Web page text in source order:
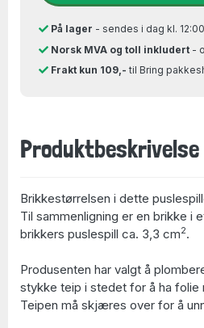
På lager - sendes i dag kl. 12:00
Norsk MVA og toll inkludert-
Frakt kun 109,- til Bring
Produktbeskrivelse
Brikkestørrelsen i dette
Til sammenligning er en brikke i
brikkers puslespill ca. 3,3 cm2.
Produsenten har valgt å
stykke teip i stedet for å ha folie
Teipen må skjæres over for å